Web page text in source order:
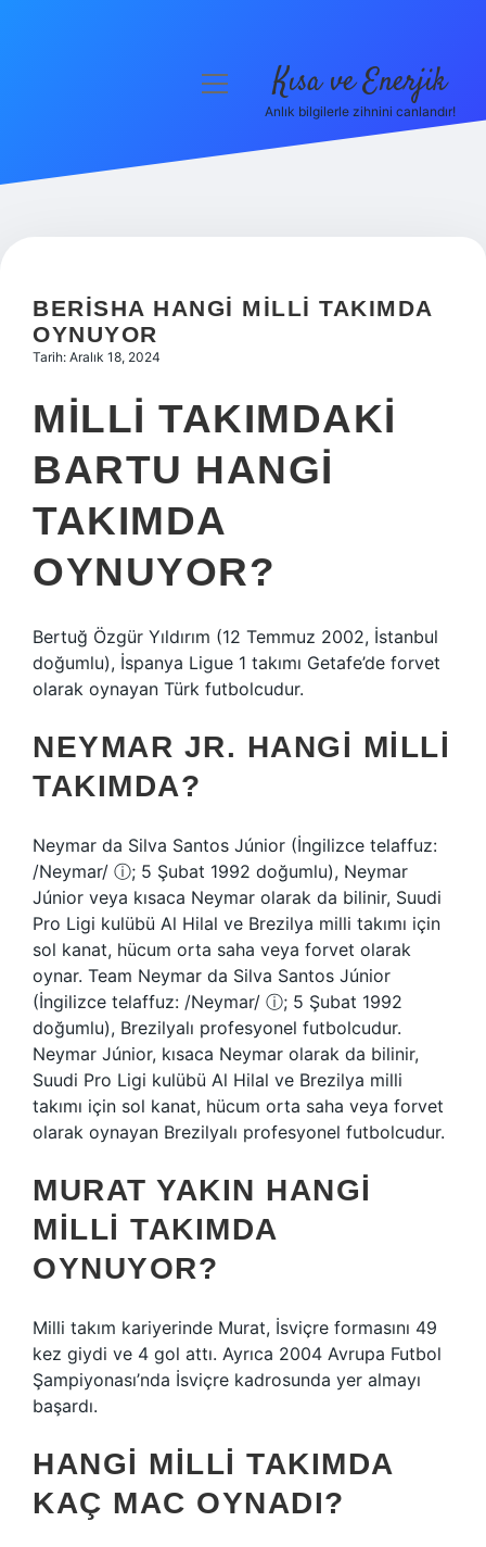
Hakkımızda
menüyü
Kısa ve Enerjik
Anlık bilgilerle zihnini canlandır!
BERISHA HANGI MILLI TAKIMDA
OYNUYOR
Tarih: Aralık 18, 2024
MILLI TAKIMDAKI
BARTU HANGI
TAKIMDA
OYNUYOR?
Bertuğ Özgür Yıldırım (12 Temmuz 2002, İstanbul
doğumlu), İspanya Ligue 1 takımı Getafe’de forvet
olarak oynayan Türk futbolcudur.
NEYMAR JR. HANGI MILLI
TAKIMDA?
Neymar da Silva Santos Júnior (İngilizce telaffuz:
/Neymar/ ⓘ; 5 Şubat 1992 doğumlu), Neymar
Júnior veya kısaca Neymar olarak da bilinir, Suudi
Pro Ligi kulübü Al Hilal ve Brezilya milli takımı için
sol kanat, hücum orta saha veya forvet olarak
oynar. Team Neymar da Silva Santos Júnior
(İngilizce telaffuz: /Neymar/ ⓘ; 5 Şubat 1992
doğumlu), Brezilyalı profesyonel futbolcudur.
Neymar Júnior, kısaca Neymar olarak da bilinir,
Suudi Pro Ligi kulübü Al Hilal ve Brezilya milli
takımı için sol kanat, hücum orta saha veya forvet
olarak oynayan Brezilyalı profesyonel futbolcudur.
MURAT YAKIN HANGI
MILLI TAKIMDA
OYNUYOR?
Milli takım kariyerinde Murat, İsviçre formasını 49
kez giydi ve 4 gol attı. Ayrıca 2004 Avrupa Futbol
Şampiyonası’nda İsviçre kadrosunda yer almayı
başardı.
HANGI MILLI TAKIMDA
KAÇ MAC OYNADI?